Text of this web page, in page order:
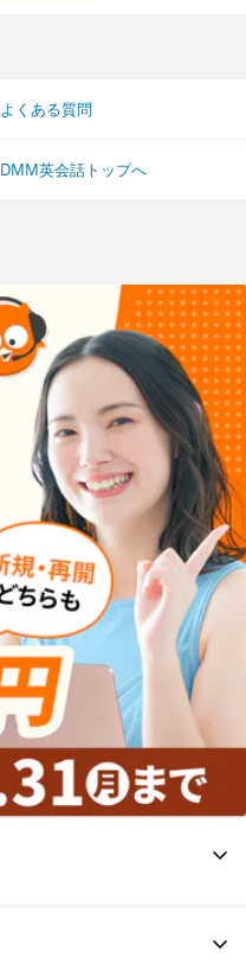
よくある質問
DMM英会話トップへ